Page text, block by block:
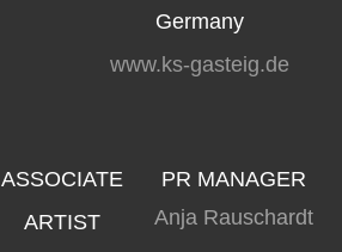
Germany
www.ks-gasteig.de
ASSOCIATE
ARTIST
PR MANAGER
Anja Rauschardt